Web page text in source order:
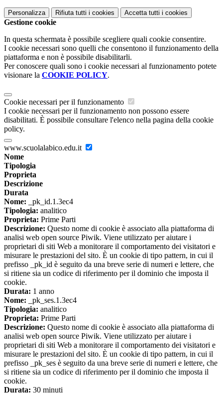
Personalizza Rifiuta tutti i cookies Accetta tutti i cookies
Gestione cookie
In questa schermata è possibile scegliere quali cookie consentire.
I cookie necessari sono quelli che consentono il funzionamento della
piattaforma e non è possibile disabilitarli.
Per conoscere quali sono i cookie necessari al funzionamento potete
visionare la COOKIE POLICY.
Cookie necessari per il funzionamento
I cookie necessari per il funzionamento non possono essere
disabilitati. È possibile consultare l'elenco nella pagina della cookie
policy.
www.scuolalabico.edu.it
Nome
Tipologia
Proprieta
Descrizione
Durata
Nome: _pk_id.1.3ec4
Tipologia: analitico
Proprieta: Prime Parti
Descrizione: Questo nome di cookie è associato alla piattaforma di
analisi web open source Piwik. Viene utilizzato per aiutare i
proprietari di siti Web a monitorare il comportamento dei visitatori e
misurare le prestazioni del sito. È un cookie di tipo pattern, in cui il
prefisso _pk_id è seguito da una breve serie di numeri e lettere, che
si ritiene sia un codice di riferimento per il dominio che imposta il
cookie.
Durata: 1 anno
Nome: _pk_ses.1.3ec4
Tipologia: analitico
Proprieta: Prime Parti
Descrizione: Questo nome di cookie è associato alla piattaforma di
analisi web open source Piwik. Viene utilizzato per aiutare i
proprietari di siti Web a monitorare il comportamento dei visitatori e
misurare le prestazioni del sito. È un cookie di tipo pattern, in cui il
prefisso _pk_ses è seguito da una breve serie di numeri e lettere, che
si ritiene sia un codice di riferimento per il dominio che imposta il
cookie.
Durata: 30 minuti